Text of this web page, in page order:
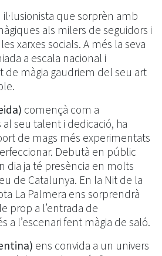
il·lusionista que sorprèn amb
als milers de seguidors i
xarxes socials. A més la seva
a escala nacional i
de màgia gaudriem del seu art
començà com a
seu talent i dedicació, ha
de mags més experimentats
Debutà en públic
dia ja té presència en molts
de Catalunya. En la Nit de la
La Palmera ens sorprendrà
prop a l’entrada de
a l’escenari fent màgia de saló.
ens convida a un univers